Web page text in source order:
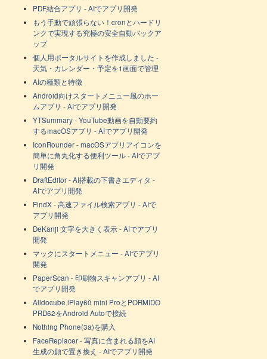
PDF結合アプリ - AIでアプリ開発
もう手動で頑張らない！cronとハードリ
ンクで実現する究極の安全自動バックア
ップ
個人用ポータルサイトを作成しました -
天気・カレンダー・予定を1画面で管理
AIの種類と特徴
Android向けスタートメニュー風のホー
ムアプリ - AIでアプリ開発
YTSummary - YouTube動画を自動要約
するmacOSアプリ - AIでアプリ開発
IconRounder - macOSアプリアイコンを
簡単に角丸化する便利ツール - AIでアプ
リ開発
DraftEditor - AI搭載の下書きエディタ -
AIでアプリ開発
FindX - 高速ファイル検索アプリ - AIで
アプリ開発
DeKanji 文字を大きく表示 - AIでアプリ
開発
マックにスタートメニュー - AIでアプリ
開発
PaperScan - 印刷物スキャンアプリ - AI
でアプリ開発
Alldocube iPlay60 mini ProとPORMIDO
PRD62をAndroid Autoで接続
Nothing Phone(3a)を購入
FaceReplacer - 写真に含まれる顔をAI
生成の顔で置き換え - AIでアプリ開発